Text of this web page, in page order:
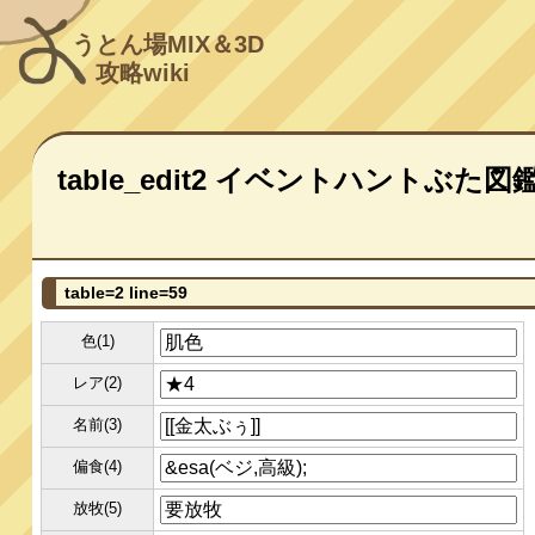
うとん場MIX＆3D
攻略wiki
table_edit2 イベントハントぶた図
table=2 line=59
色(1)
レア(2)
名前(3)
偏食(4)
放牧(5)